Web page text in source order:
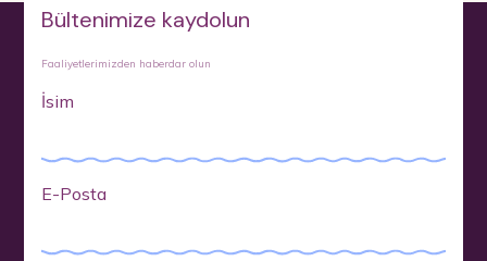
Bültenimize kaydolun
Faaliyetlerimizden haberdar olun
İsim
E-Posta